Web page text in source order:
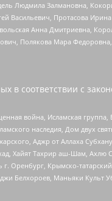
Людмила Залмановна,
Протасова
Анна Дмитриевна,
Полякова Мара
соответствии с
война, Исламская группа,
наследия, Дом двух
Аджр от Аллаха
Хайят Тахрир аш-Шам,
г. Оренбург, Крымско-
Белхороев, Маньяки